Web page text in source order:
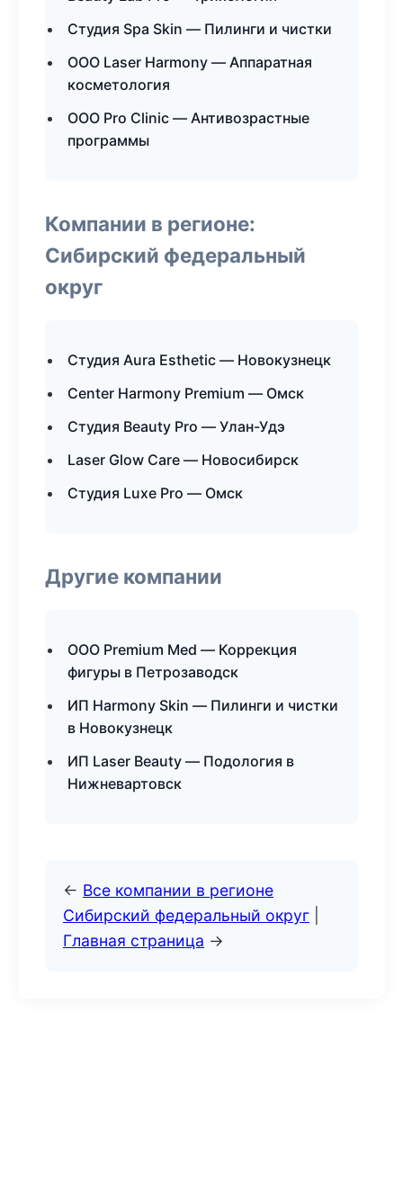
Студия Spa Skin — Пилинги и чистки
ООО Laser Harmony — Аппаратная
косметология
ООО Pro Clinic — Антивозрастные
программы
Компании в регионе:
Сибирский федеральный
округ
Студия Aura Esthetic — Новокузнецк
Center Harmony Premium — Омск
Студия Beauty Pro — Улан-Удэ
Laser Glow Care — Новосибирск
Студия Luxe Pro — Омск
Другие компании
ООО Premium Med — Коррекция
фигуры в Петрозаводск
ИП Harmony Skin — Пилинги и чистки
в Новокузнецк
ИП Laser Beauty — Подология в
Нижневартовск
← Все компании в регионе
Сибирский федеральный округ
Главная страница →